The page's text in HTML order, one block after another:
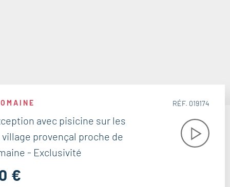
avec pisicine sur les
provençal proche de
- Exclusivité
€
RÉF. 019174